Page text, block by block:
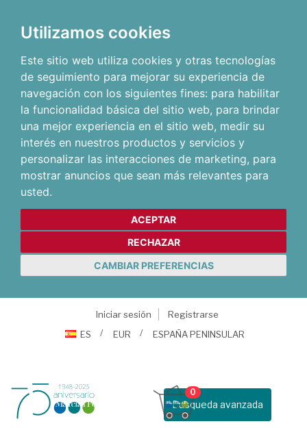
Utilizamos cookies
Este sitio web utiliza cookies y otras tecnologías
de seguimiento para mejorar su experiencia de
navegación con los siguientes fines: para habilitar
la funcionalidad básica del sitio web, para brindar
una mejor experiencia en el sitio web, medir su
interés en nuestros productos y servicios y
personalizar las interacciones de marketing, para
mostrar anuncios que sean más relevantes para
usted.
ACEPTAR
RECHAZAR
CAMBIAR PREFERENCIAS
Iniciar sesión
Registrarse
ES
EUR ESPAÑA PENINSULAR
Busqueda avanzada
0